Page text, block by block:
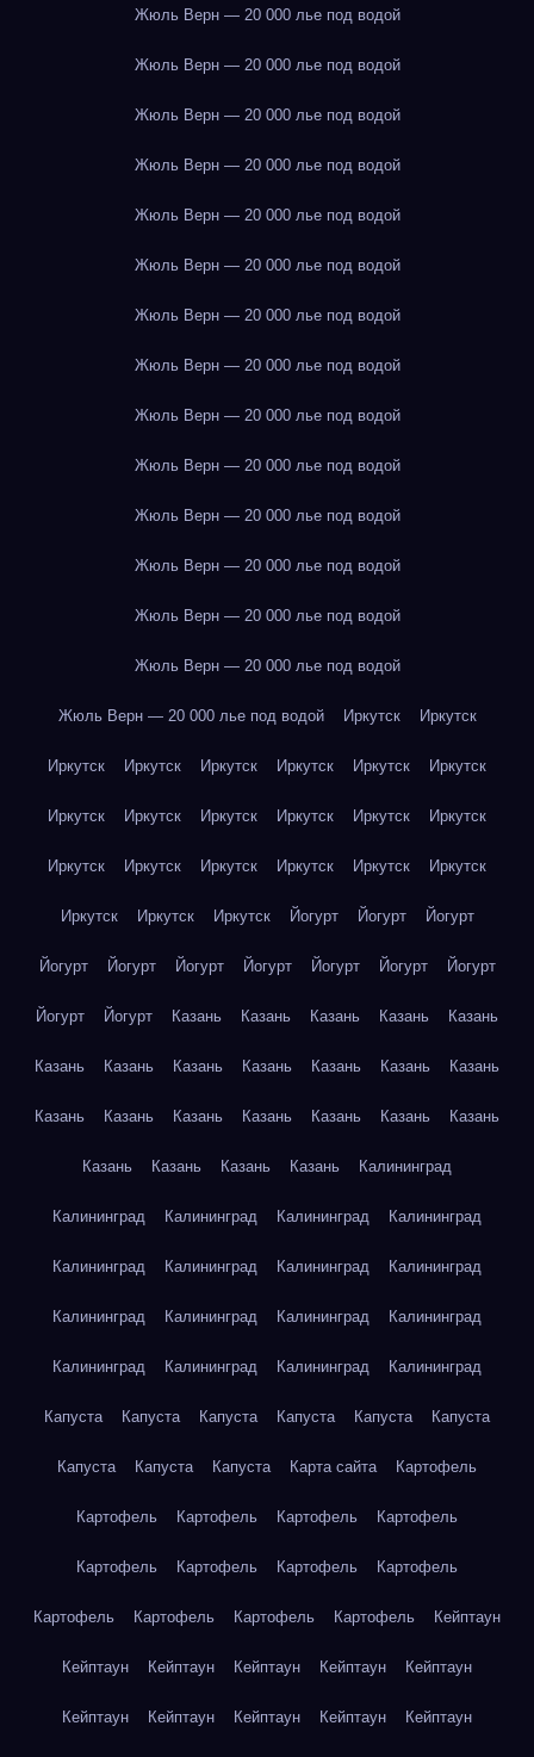
Жюль Верн — 20 000 лье под водой
Жюль Верн — 20 000 лье под водой
Жюль Верн — 20 000 лье под водой
Жюль Верн — 20 000 лье под водой
Жюль Верн — 20 000 лье под водой
Жюль Верн — 20 000 лье под водой
Жюль Верн — 20 000 лье под водой
Жюль Верн — 20 000 лье под водой
Жюль Верн — 20 000 лье под водой
Жюль Верн — 20 000 лье под водой
Жюль Верн — 20 000 лье под водой
Жюль Верн — 20 000 лье под водой
Жюль Верн — 20 000 лье под водой
Жюль Верн — 20 000 лье под водой
Жюль Верн — 20 000 лье под водой Иркутск Иркутск
Иркутск Иркутск Иркутск Иркутск Иркутск Иркутск
Иркутск Иркутск Иркутск Иркутск Иркутск Иркутск
Иркутск Иркутск Иркутск Иркутск Иркутск Иркутск
Иркутск Иркутск Иркутск Йогурт Йогурт Йогурт
Йогурт Йогурт Йогурт Йогурт Йогурт Йогурт Йогурт
Йогурт Йогурт Казань Казань Казань Казань Казань
Казань Казань Казань Казань Казань Казань Казань
Казань Казань Казань Казань Казань Казань Казань
Казань Казань Казань Казань Калининград
Калининград Калининград Калининград Калининград
Калининград Калининград Калининград Калининград
Калининград Калининград Калининград Калининград
Калининград Калининград Калининград Калининград
Капуста Капуста Капуста Капуста Капуста Капуста
Капуста Капуста Капуста Карта сайта Картофель
Картофель Картофель Картофель Картофель
Картофель Картофель Картофель Картофель
Картофель Картофель Картофель Картофель Кейптаун
Кейптаун Кейптаун Кейптаун Кейптаун Кейптаун
Кейптаун Кейптаун Кейптаун Кейптаун Кейптаун